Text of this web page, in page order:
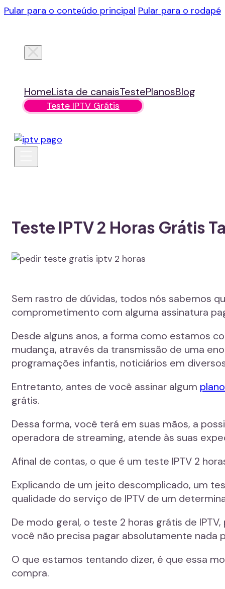
Pular para o conteúdo principal Pular para o rodapé
HomeLista de canaisTestePlanosBlog
Teste IPTV Grátis
Teste IPTV 2 Horas Grátis
Sem rastro de dúvidas, todos nós sabemos
comprometimento com alguma assinatura
Desde alguns anos, a forma como estamos
mudança, através da transmissão de uma
programações infantis, noticiários em
Entretanto, antes de você assinar algum
grátis.
Dessa forma, você terá em suas mãos, a
operadora de streaming, atende às suas
Afinal de contas, o que é um teste IPTV 2
Explicando de um jeito descomplicado, um
qualidade do serviço de IPTV de um
De modo geral, o teste 2 horas grátis de
você não precisa pagar absolutamente nada
O que estamos tentando dizer, é que essa
compra.